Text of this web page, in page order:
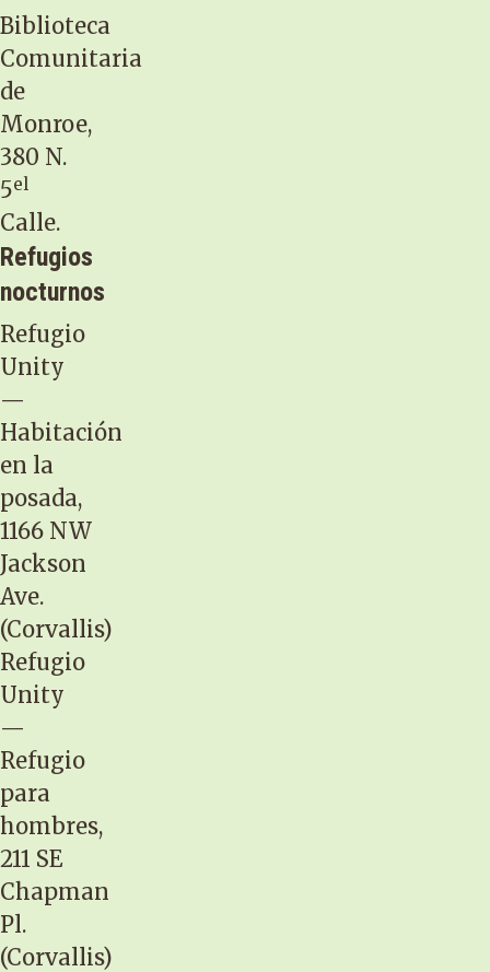
Biblioteca
Comunitaria
de
Monroe,
380 N.
5el
Calle.
Refugios
nocturnos
Refugio
Unity
—
Habitación
en la
posada,
1166 NW
Jackson
Ave.
(Corvallis)
Refugio
Unity
—
Refugio
para
hombres,
211 SE
Chapman
Pl.
(Corvallis)